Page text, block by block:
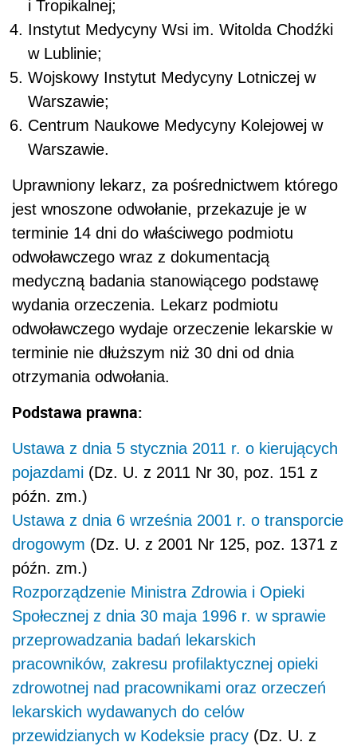
i Tropikalnej;
Instytut Medycyny Wsi im. Witolda Chodźki
w Lublinie;
Wojskowy Instytut Medycyny Lotniczej w
Warszawie;
Centrum Naukowe Medycyny Kolejowej w
Warszawie.
Uprawniony lekarz, za pośrednictwem którego
jest wnoszone odwołanie, przekazuje je w
terminie 14 dni do właściwego podmiotu
odwoławczego wraz z dokumentacją
medyczną badania stanowiącego podstawę
wydania orzeczenia. Lekarz podmiotu
odwoławczego wydaje orzeczenie lekarskie w
terminie nie dłuższym niż 30 dni od dnia
otrzymania odwołania.
Podstawa prawna:
Ustawa z dnia 5 stycznia 2011 r. o kierujących
pojazdami (Dz. U. z 2011 Nr 30, poz. 151 z
późn. zm.)
Ustawa z dnia 6 września 2001 r. o transporcie
drogowym (Dz. U. z 2001 Nr 125, poz. 1371 z
późn. zm.)
Rozporządzenie Ministra Zdrowia i Opieki
Społecznej z dnia 30 maja 1996 r. w sprawie
przeprowadzania badań lekarskich
pracowników, zakresu profilaktycznej opieki
zdrowotnej nad pracownikami oraz orzeczeń
lekarskich wydawanych do celów
przewidzianych w Kodeksie pracy (Dz. U. z